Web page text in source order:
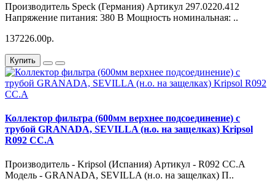
Производитель Speck (Германия) Артикул 297.0220.412
Напряжение питания: 380 В Мощность номинальная: ..
137226.00р.
Купить
Коллектор фильтра (600мм верхнее подсоединение) с
трубой GRANADA, SEVILLA (н.о. на защелках) Kripsol
R092 CC.A
Производитель - Kripsol (Испания) Артикул - R092 CC.A
Модель - GRANADA, SEVILLA (н.о. на защелках) П..